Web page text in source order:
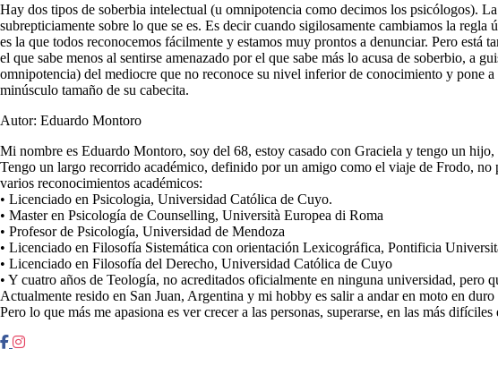
Hay dos tipos de soberbia intelectual (u omnipotencia como decimos los psicólogos).
subrepticiamente sobre lo que se es. Es decir cuando sigilosamente cambiamos la
es la que todos reconocemos fácilmente y estamos muy prontos a denunciar. Pero
el que sabe menos al sentirse amenazado por el que sabe más lo acusa de soberbio, a
omnipotencia) del mediocre que no reconoce su nivel inferior de conocimiento y pone
minúsculo tamaño de su cabecita.
Autor: Eduardo Montoro
Mi nombre es Eduardo Montoro, soy del 68, estoy casado con Graciela y tengo un hijo,
Tengo un largo recorrido académico, definido por un amigo como el viaje de Frodo,
varios reconocimientos académicos:
• Licenciado en Psicologia, Universidad Católica de Cuyo.
• Master en Psicología de Counselling, Università Europea di Roma
• Profesor de Psicología, Universidad de Mendoza
• Licenciado en Filosofía Sistemática con orientación Lexicográfica, Pontificia
• Licenciado en Filosofía del Derecho, Universidad Católica de Cuyo
• Y cuatro años de Teología, no acreditados oficialmente en ninguna universidad, pero
Actualmente resido en San Juan, Argentina y mi hobby es salir a andar en moto en
Pero lo que más me apasiona es ver crecer a las personas, superarse, en las más